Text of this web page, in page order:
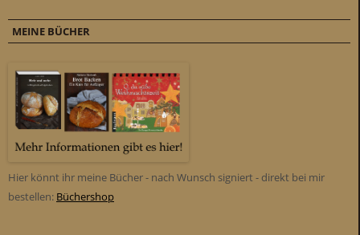
MEINE BÜCHER
Hier könnt ihr meine Bücher - nach Wunsch signiert - direkt bei mir
bestellen: Büchershop